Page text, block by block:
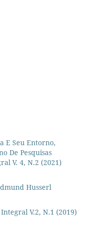
E Seu Entorno,
De Pesquisas
V. 4, N.2 (2021)
Husserl
V.2, N.1 (2019)